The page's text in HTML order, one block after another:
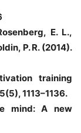
E. L.,
P. R. (2014).
training
1113–1136.
mind: A new